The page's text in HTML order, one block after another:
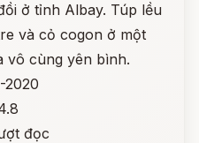
ở tỉnh Albay. Túp lều
và cỏ cogon ở một
vô cùng yên bình.
2020
đọc